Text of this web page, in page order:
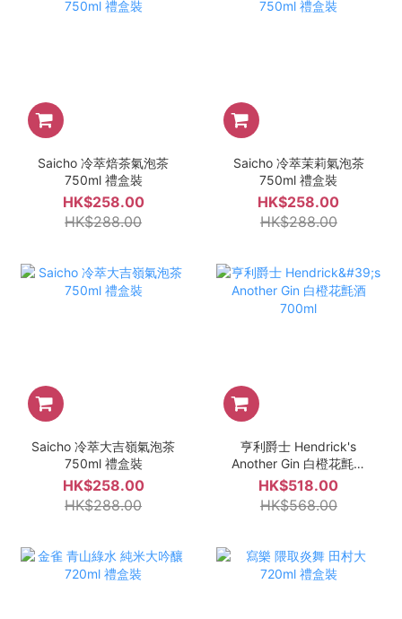
Saicho 冷萃焙茶氣泡茶
750ml 禮盒裝
HK$258.00
HK$288.00
Saicho 冷萃茉莉氣泡茶
750ml 禮盒裝
HK$258.00
HK$288.00
Saicho 冷萃大吉嶺氣泡茶
750ml 禮盒裝
HK$258.00
HK$288.00
亨利爵士 Hendrick's
Another Gin 白橙花氈酒
700ml
HK$518.00
HK$568.00